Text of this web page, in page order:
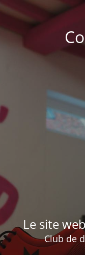
Le site
Club de